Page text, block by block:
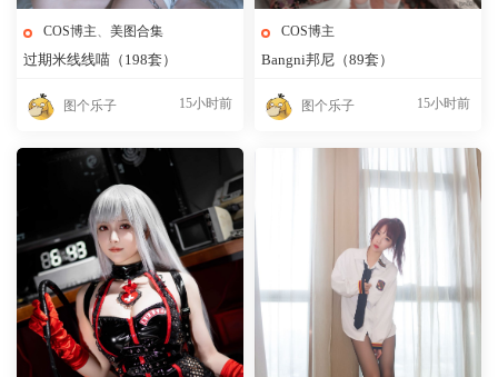
COS博主、 美图合集
过期米线线喵（198套）
图个乐子 15小时前
COS博主
Bangni邦尼（89套）
图个乐子 15小时前